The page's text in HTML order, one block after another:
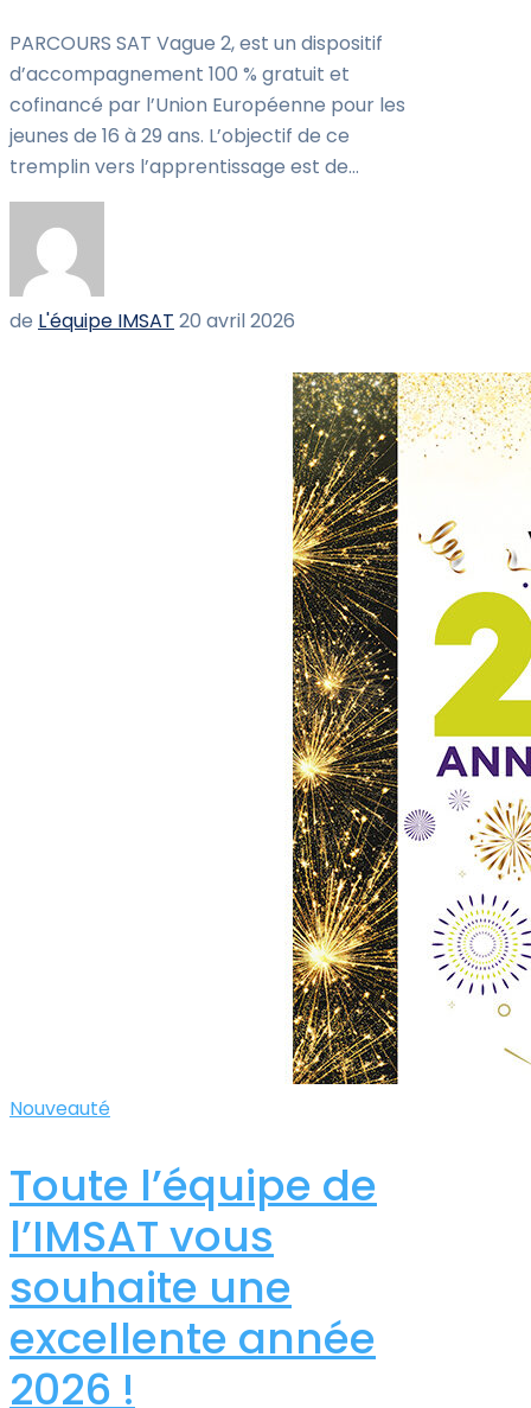
PARCOURS SAT Vague 2, est un dispositif
d’accompagnement 100 % gratuit et
cofinancé par l’Union Européenne pour les
jeunes de 16 à 29 ans. L’objectif de ce
tremplin vers l’apprentissage est de...
de L'équipe IMSAT 20 avril 2026
Nouveauté
Toute l’équipe de
l’IMSAT vous
souhaite une
excellente année
2026 !​​